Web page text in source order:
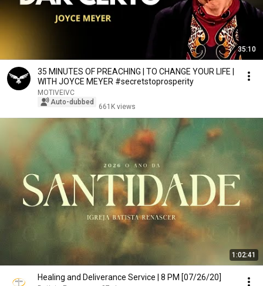
35:10
35 MINUTES OF PREACHING | TO CHANGE YOUR LIFE |
WITH JOYCE MEYER #secretstoprosperity
MOTIVEIVC
Auto-dubbed
661K views
1:02:41
Healing and Deliverance Service | 8 PM [07/26/20]